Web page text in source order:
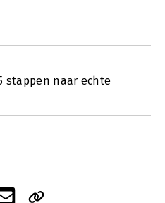
stappen naar echte